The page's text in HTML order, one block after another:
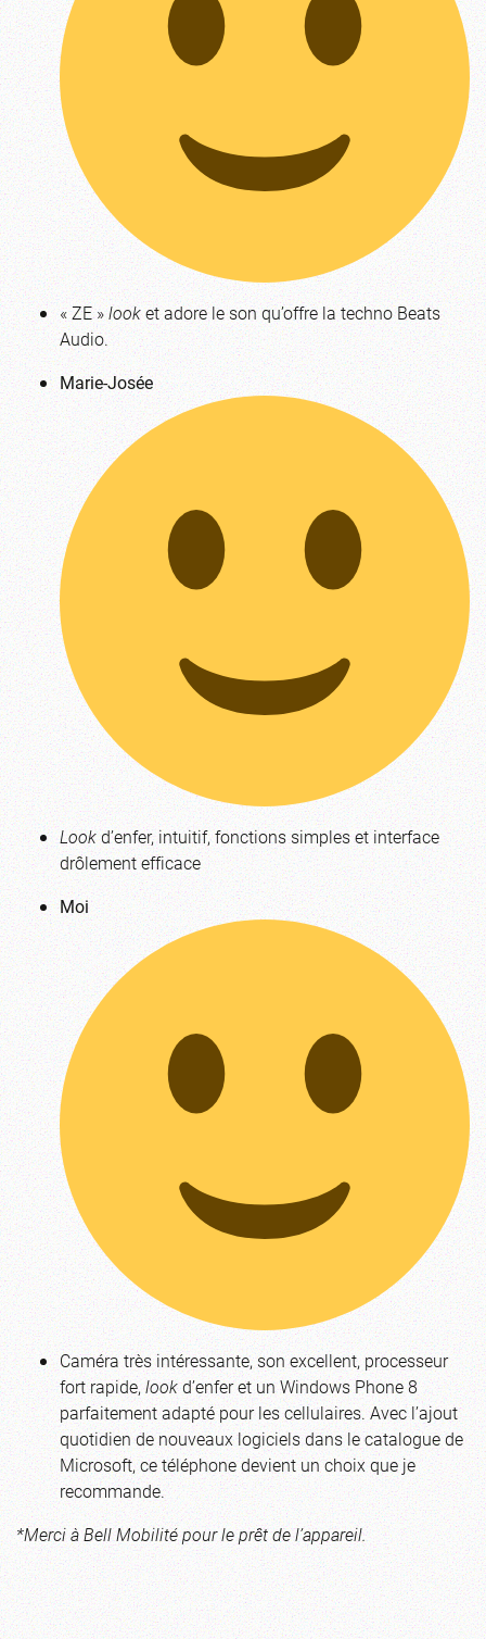
« ZE »looket adore le son qu’offre la techno Beats
Audio.
Marie-Josée
Lookd’enfer, intuitif, fonctions simples et interface
drôlement efficace
Moi
Caméra très intéressante, son excellent, processeur
fort rapide,lookd’enfer et un Windows Phone 8
parfaitement adapté pour les cellulaires. Avec l’ajout
quotidien de nouveaux logiciels dans le catalogue de
Microsoft, ce téléphone devient un choix que je
recommande.
*Merci à Bell Mobilité pour le prêt de l’appareil.